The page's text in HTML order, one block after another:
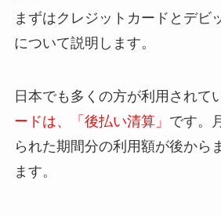
まずはクレジットカードとデビ
について説明します。
日本でも多くの方が利用されて
ードは、「後払い清算」 です。
られた期間分の利用額が後から
ます。